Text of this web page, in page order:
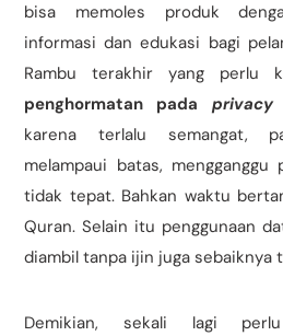
bisa memoles produk
informasi dan edukasi bagi
Rambu terakhir yang perlu
penghormatan pada privacy
karena terlalu semangat,
melampaui batas,
tidak tepat. Bahkan waktu
Quran. Selain itu penggunaan
diambil tanpa ijin juga sebaiknya
Demikian, sekali lagi